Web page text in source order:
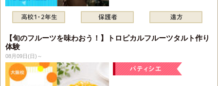
【旬のフルーツを味わおう！】トロピカルフルーツタルト作り
体験
08月09日(日)～